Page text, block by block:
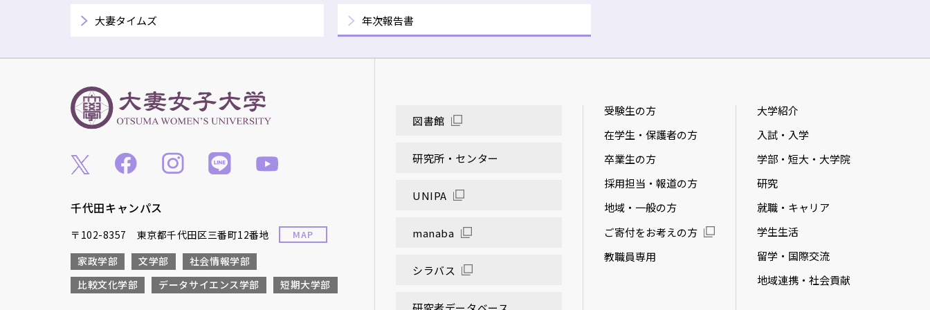
大妻タイムズ 年次報告書
千代田キャンパス
〒102-8357 東京都千代田区三番町12番地 MAP
家政学部 文学部
社会情報学部
比較文化学部
データサイエンス学部 短期大学部
図書館
研究所・センター
UNIPA
manaba
シラバス
受験生の方
在学生・保護者の方
卒業生の方
採用担当・報道の方
地域・一般の方
ご寄付をお考えの方
教職員専用
大学紹介
入試・入学
学部・短大・大学院
研究
就職・キャリア
学生生活
留学・国際交流
地域連携・社会貢献